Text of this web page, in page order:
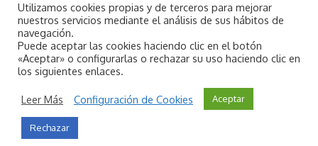
Copyright © 2026Aiim.
Utilizamos cookies propias y de terceros para mejorar
nuestros servicios mediante el análisis de sus hábitos de
navegación.
Puede aceptar las cookies haciendo clic en el botón
«Aceptar» o configurarlas o rechazar su uso haciendo clic en
los siguientes enlaces.
Leer Más Configuración de Cookies Aceptar
Rechazar